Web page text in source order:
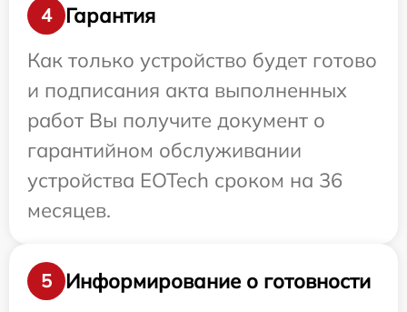
4
Гарантия
Как только устройство будет готово
и подписания акта выполненных
работ Вы получите документ о
гарантийном обслуживании
устройства EOTech сроком на 36
месяцев.
5
Информирование о готовности